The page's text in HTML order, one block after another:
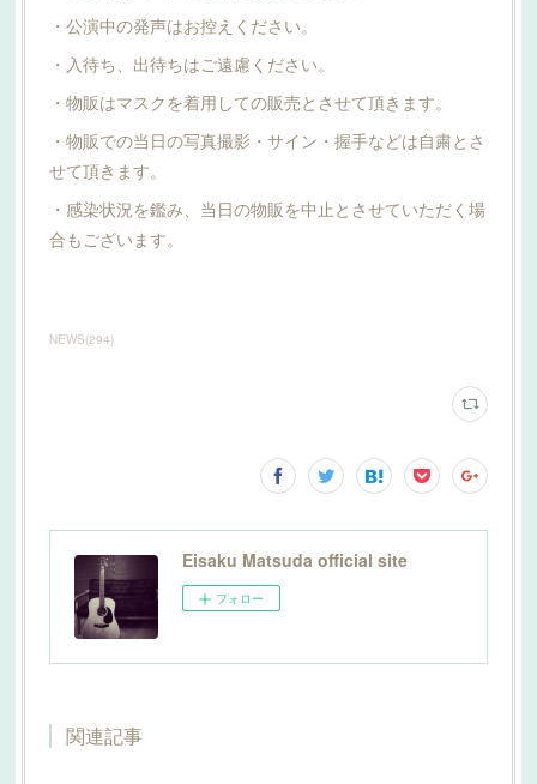
・公演中の発声はお控えください。
・入待ち、出待ちはご遠慮ください。
・物販はマスクを着用しての販売とさせて頂きます。
・物販での当日の写真撮影・サイン・握手などは自粛とさ
せて頂きます。
・感染状況を鑑み、当日の物販を中止とさせていただく場
合もございます。
NEWS(294)
Eisaku Matsuda official site
フォロー
関連記事